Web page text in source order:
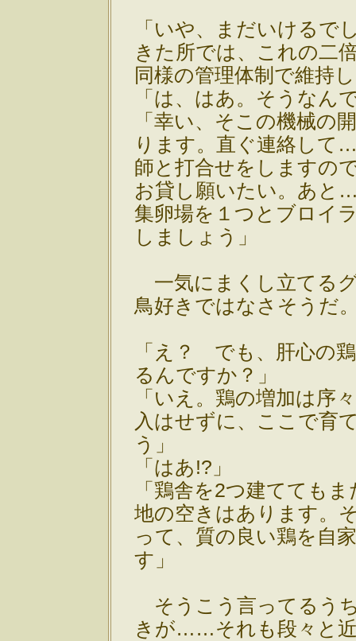
「いや、まだいけるで
きた所では、これの二
同様の管理体制で維持
「は、はあ。そうなん
「幸い、そこの機械の
ります。直ぐ連絡し
師と打合せをしますの
お貸し願いたい。あ
集卵場を１つとブロイ
しましょう」
一気にまくし立てる
鳥好きではなさそうだ
「え？ でも、肝心の
るんですか？」
「いえ。鶏の増加は序
入はせずに、ここで育
う」
「はあ!?」
「鶏舎を2つ建てても
地の空きはあります。
って、質の良い鶏を自
す」
そうこう言ってるう
きが……それも段々と